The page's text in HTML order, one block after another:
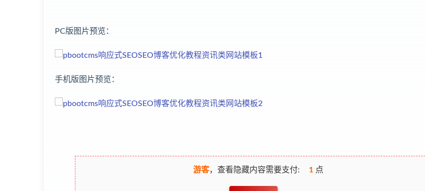
PC版图片预览：
手机版图片预览：
游客，查看隐藏内容需要支付: 1点